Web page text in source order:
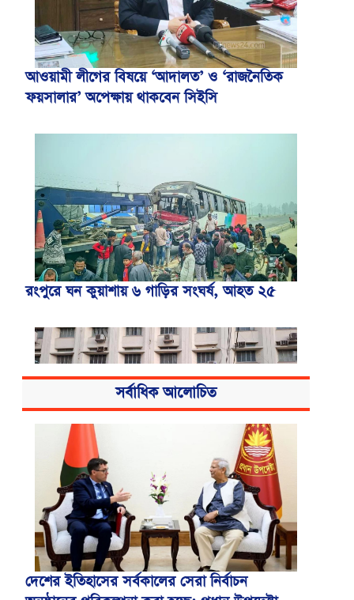
আওয়ামী লীগের বিষয়ে ‘আদালত’ ও ‘রাজনৈতিক
ফয়সালার’ অপেক্ষায় থাকবেন সিইসি
রংপুরে ঘন কুয়াশায় ৬ গাড়ির সংঘর্ষ, আহত ২৫
বিএসএমএমইউয়ের নতুন নাম বাংলাদেশ
মেডিকেল বিশ্ববিদ্যালয়
সর্বাধিক আলোচিত
দেশের ইতিহাসের সর্বকালের সেরা নির্বাচন